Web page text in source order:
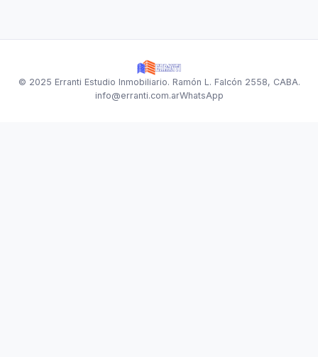
© 2025 Erranti Estudio Inmobiliario. Ramón L. Falcón 2558, CABA.
info@erranti.com.arWhatsApp